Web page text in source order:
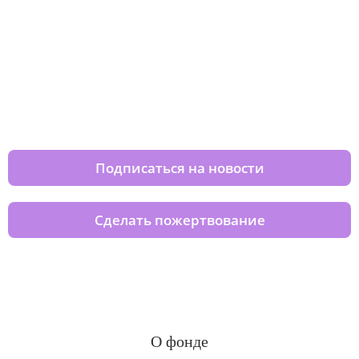
Подписаться на новости
Сделать пожертвование
О фонде